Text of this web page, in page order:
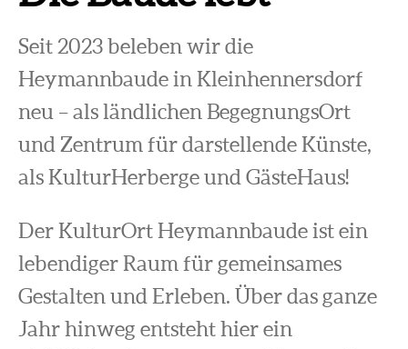
Seit 2023 beleben wir die
Heymannbaude in Kleinhennersdorf
neu – als ländlichen BegegnungsOrt
und Zentrum für darstellende Künste,
als KulturHerberge und GästeHaus!
Der KulturOrt Heymannbaude ist ein
lebendiger Raum für gemeinsames
Gestalten und Erleben. Über das ganze
Jahr hinweg entsteht hier ein